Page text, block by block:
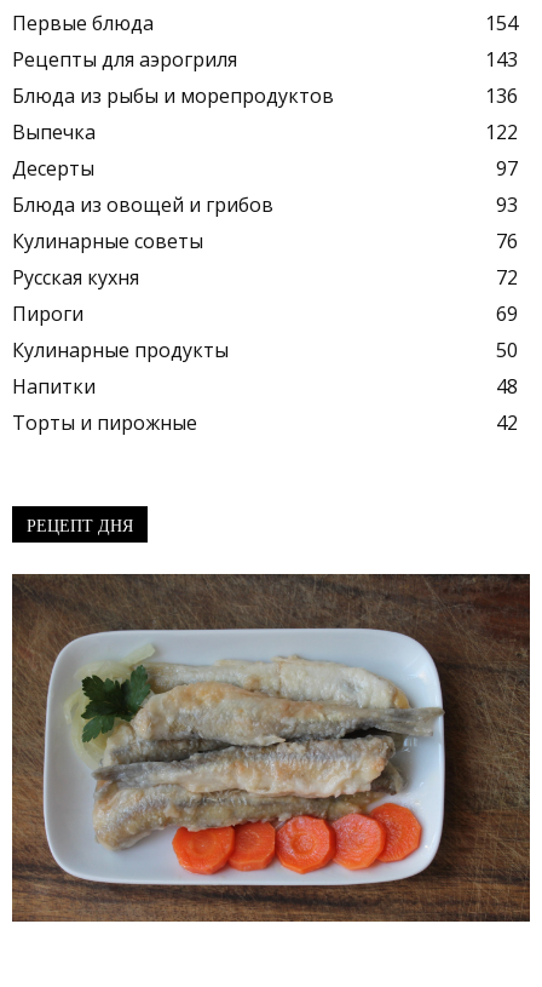
Первые блюда
154
Рецепты для аэрогриля
143
Блюда из рыбы и морепродуктов
136
Выпечка
122
Десерты
97
Блюда из овощей и грибов
93
Кулинарные советы
76
Русская кухня
72
Пироги
69
Кулинарные продукты
50
Напитки
48
Торты и пирожные
42
РЕЦЕПТ ДНЯ